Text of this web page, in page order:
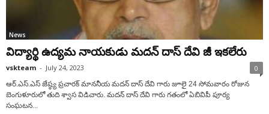
News
విద్యార్థి ఉద్య‌మ నాయ‌కుడు మ‌దన్ దాస్ దేవి జీ ఇక‌లేరు
vskteam - July 24, 2023 0
ఆర్‌.ఎస్‌.ఎస్ జేష్ఠ్య ప్ర‌చార‌క్ మాననీయ మదన్ దాస్ దేవి గారు జూలై 24 సోమ‌వారం రోజున
బెంగుళూరులో తుది శ్వాస విడిచారు. మదన్ దాస్ దేవి గారు గ‌తంలో ఏబివిపీ పూర్య
సంఘ‌ట‌న...